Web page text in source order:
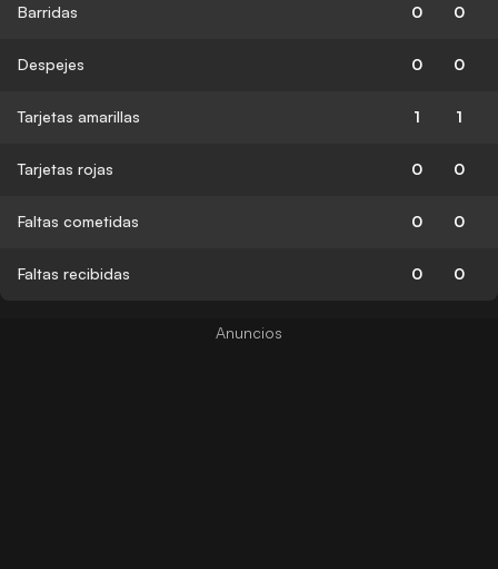
Barridas 0 0
Despejes 0 0
Tarjetas amarillas 1 1
Tarjetas rojas 0 0
Faltas cometidas 0 0
Faltas recibidas 0 0